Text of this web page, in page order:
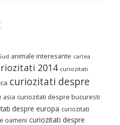
animale interesante cartea
2014 curiozitati
curiozitati despre
asia curiozitati despre bucuresti
despre europa curiozitati
oameni curiozitati despre